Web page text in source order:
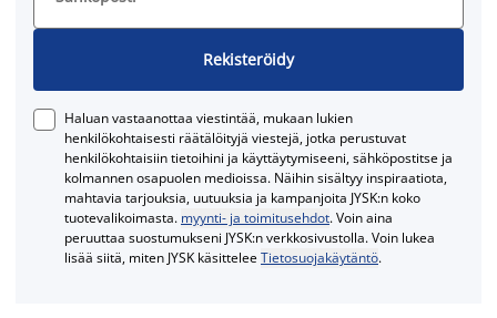
Rekisteröidy
Haluan vastaanottaa viestintää, mukaan lukien
henkilökohtaisesti räätälöityjä viestejä, jotka perustuvat
henkilökohtaisiin tietoihini ja käyttäytymiseeni, sähköpostitse ja
kolmannen osapuolen medioissa. Näihin sisältyy inspiraatiota,
mahtavia tarjouksia, uutuuksia ja kampanjoita JYSK:n koko
tuotevalikoimasta. myynti- ja toimitusehdot. Voin aina
peruuttaa suostumukseni JYSK:n verkkosivustolla. Voin lukea
lisää siitä, miten JYSK käsitteleeTietosuojakäytäntö.